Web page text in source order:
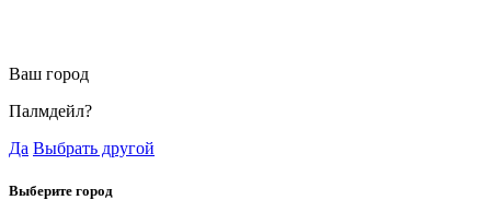
Ваш город
Палмдейл?
Да Выбрать другой
Выберите город